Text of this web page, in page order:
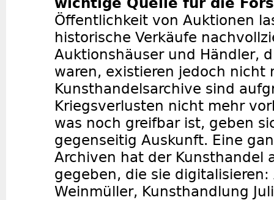
Öffentlichkeit von Auktionen
historische Verkäufe
Auktionshäuser und Händler,
waren, existieren jedoch nicht
Kunsthandelsarchive sind
Kriegsverlusten nicht mehr
was noch greifbar ist, geben
gegenseitig Auskunft. Eine
Archiven hat der Kunsthandel
gegeben, die sie digitalisieren:
Weinmüller, Kunsthandlung